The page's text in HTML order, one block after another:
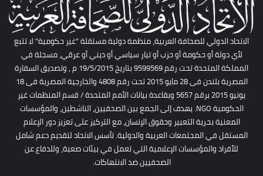
الاتحاد الدولي للصحافة العربية، منظمة دولية مستقلة "غير حكومية" لا تتبع
لأي دولة أو حكومة أو حزب أو تيار سياسي أو ديني أو عرقي، مسجلة في
المملكة المتحدة تحت رقم 9599569 بتاريخ 19/5/2015 م , وتصديق السفارة
المصرية بلندن فى 28 مايو 2015 تحت رقم 4808 والخارجية المصرية فى 18
يونيو 2015 برقم 5657 وبقاعدة بيانات الأمم المتحدة / قسم المنظمات غير
الحكومية NGO. يهدف إلى الجمع بين الصحفيين، الناشطين، والمؤسسات
المعنية بحرية التعبير وحقوق الإنسان، مع التركيز على تعزيز دور الإعلام
المستقل في المجتمعات العربية والدولية. تأسس الاتحاد لتقديم دعم شامل
للأفراد والمؤسسات الإعلامية التي تعمل في بيئات صعبة، وللدفاع عن
الصحفيين ضد الانتهاكات.